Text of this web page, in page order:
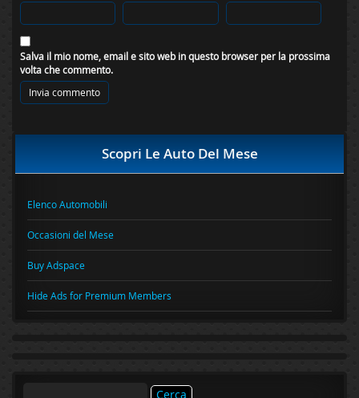
Salva il mio nome, email e sito web in questo browser per la prossima
volta che commento.
Scopri Le Auto Del Mese
Elenco Automobili
Occasioni del Mese
Buy Adspace
Hide Ads for Premium Members